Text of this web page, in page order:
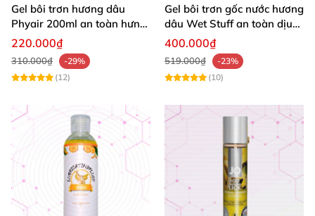
Gel bôi trơn hương dâu
Phyair 200ml an toàn hưng
phấn lâu bền
220.000₫
310.000₫
-29%
(12)
Gel bôi trơn gốc nước hương
dâu Wet Stuff an toàn dịu
nhẹ
400.000₫
519.000₫
-23%
(10)